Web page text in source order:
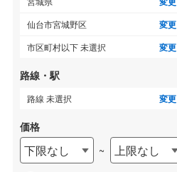
仙台市宮城野区 変更
市区町村以下 未選択 変更
路線・駅
路線 未選択 変更
価格
下限なし ~
上限なし